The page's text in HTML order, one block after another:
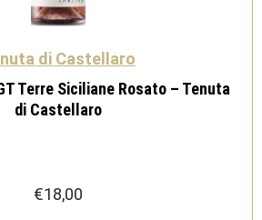
di Castellaro
Terre Siciliane Rosato – Tenuta
di Castellaro
€18,00